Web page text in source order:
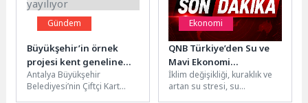
Gündem
Büyükşehir’in örnek
projesi kent geneline
yayılıyor
Antalya Büyükşehir
Belediyesi’nin Çiftçi Kart
Ekonomi
QNB Türkiye’den Su ve
Mavi Ekonomi
Finansmanında Mavi
Repo ile Yeni Adım
İklim değişikliği, kuraklık ve
artan su stresi, su